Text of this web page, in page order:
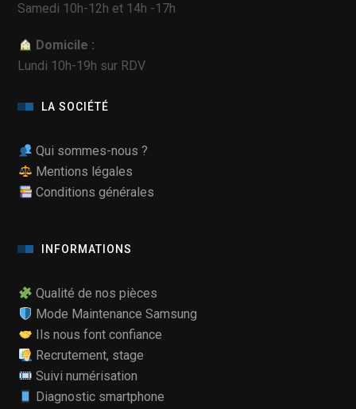
Samedi 10h-12h et 14h -17h
Domicile :
Lundi 10h-19h sur RDV
LA SOCIÉTÉ
Qui sommes-nous ?
Mentions légales
Conditions générales
INFORMATIONS
Qualité de nos pièces
Mode Maintenance Samsung
Ils nous font confiance
Recrutement, stage
Suivi numérisation
Diagnostic smartphone